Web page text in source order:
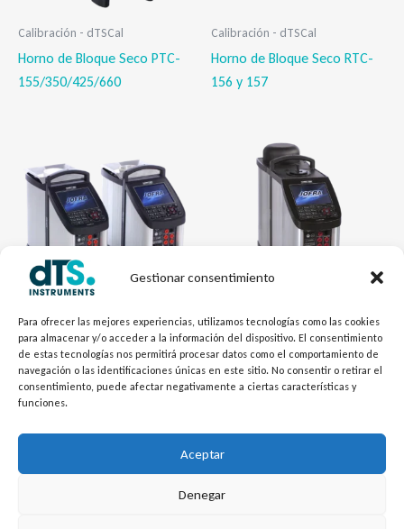
Gestionar consentimiento
Para ofrecer las mejores experiencias, utilizamos tecnologías como las cookies
para almacenar y/o acceder a la información del dispositivo. El consentimiento
de estas tecnologías nos permitirá procesar datos como el comportamiento de
navegación o las identificaciones únicas en este sitio. No consentir o retirar el
consentimiento, puede afectar negativamente a ciertas características y
funciones.
Aceptar
Denegar
Calibración - dTSCal
Horno de Bloque Seco PTC-
155/350/425/660
Calibración - dTSCal
Horno de Bloque Seco RTC-
156 y 157
Calibración - dTSCal
Horno de Bloque Seco RTC-
158/250
Calibración - dTSCal
Horno de Bloque Seco RTC-
159 ULTRA COOLER